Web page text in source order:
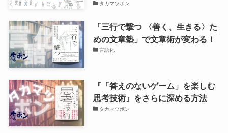
タカマツボン
「三行で撃つ 〈善く、生きる〉た
めの文章塾」で文章術が変わる！
言語化
『「答えのないゲーム」を楽しむ
思考技術』をさらに深める方法
タカマツボン